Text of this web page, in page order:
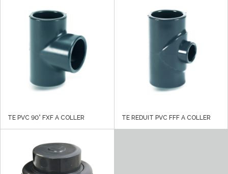
TE PVC 90° FXF A COLLER TE REDUIT PVC FFF A COLLER